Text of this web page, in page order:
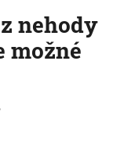
nehody
možné